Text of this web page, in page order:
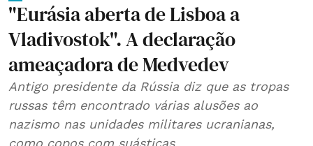
"Eurásia aberta de Lisboa a
Vladivostok". A declaração
ameaçadora de Medvedev
Antigo presidente da Rússia diz que as tropas
russas têm encontrado várias alusões ao
nazismo nas unidades militares ucranianas,
como copos com suásticas.